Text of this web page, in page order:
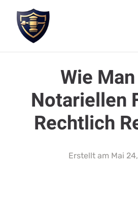
Wie
Notariellen
Rechtlich
Erstellt am Mai